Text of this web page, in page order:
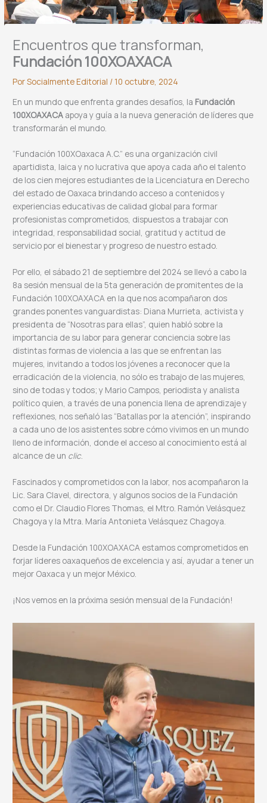
Encuentros que transforman,
Fundación 100XOAXACA
PorSocialmente Editorial / 10 octubre, 2024
En un mundo que enfrenta grandes desafíos, la Fundación
100XOAXACA apoya y guía a la nueva generación de líderes que
transformarán el mundo.
“Fundación 100XOaxaca A.C.” es una organización civil
apartidista, laica y no lucrativa que apoya cada año el talento
de los cien mejores estudiantes de la Licenciatura en Derecho
del estado de Oaxaca brindando acceso a contenidos y
experiencias educativas de calidad global para formar
profesionistas comprometidos, dispuestos a trabajar con
integridad, responsabilidad social, gratitud y actitud de
servicio por el bienestar y progreso de nuestro estado.
Por ello, el sábado 21 de septiembre del 2024 se llevó a cabo la
8a sesión mensual de la 5ta generación de promitentes de la
Fundación 100XOAXACA en la que nos acompañaron dos
grandes ponentes vanguardistas: Diana Murrieta, activista y
presidenta de “Nosotras para ellas”, quien habló sobre la
importancia de su labor para generar conciencia sobre las
distintas formas de violencia a las que se enfrentan las
mujeres, invitando a todos los jóvenes a reconocer que la
erradicación de la violencia, no sólo es trabajo de las mujeres,
sino de todas y todos; y Mario Campos, periodista y analista
político quien, a través de una ponencia llena de aprendizaje y
reflexiones, nos señaló las “Batallas por la atención”, inspirando
a cada uno de los asistentes sobre cómo vivimos en un mundo
lleno de información, donde el acceso al conocimiento está al
alcance de un clic.
Fascinados y comprometidos con la labor, nos acompañaron la
Lic. Sara Clavel, directora, y algunos socios de la Fundación
como el Dr. Claudio Flores Thomas, el Mtro. Ramón Velásquez
Chagoya y la Mtra. María Antonieta Velásquez Chagoya.
Desde la Fundación 100XOAXACA estamos comprometidos en
forjar líderes oaxaqueños de excelencia y así, ayudar a tener un
mejor Oaxaca y un mejor México.
¡Nos vemos en la próxima sesión mensual de la Fundación!